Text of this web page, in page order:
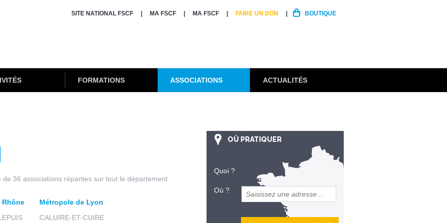
SITE NATIONAL FSCF MA FSCF MA FSCF FAIRE UN DON BOUTIQUE
FORMATIONS ASSOCIATIONS ACTUALITÉS
36 associations réparties sur tout le département
Rhône
Métropole de Lyon
CALUIRE-ET-CUIRE
OÙ PRATIQUER
Quoi ?
Où ?
et